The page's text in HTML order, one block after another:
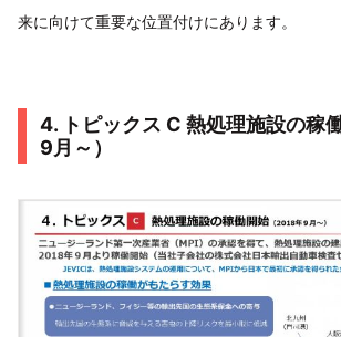
来に向けて重要な位置付けにあります。
4. トピックス C 熱処理施設の稼
9月～）